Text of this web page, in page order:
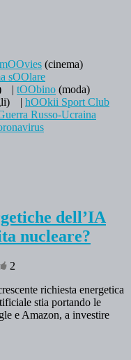
mOOvies (cinema)
sOOlare
| tOObino (moda)
| hOOkii Sport Club
Russo-Ucraina
dell’IA
nucleare?
2
richiesta energetica
stia portando le
e Amazon, a investire